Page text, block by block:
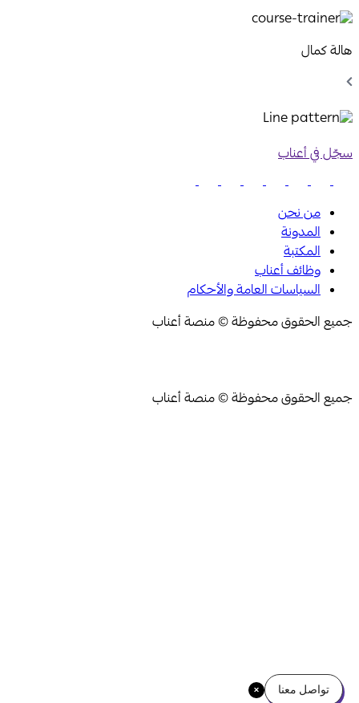
هالة كمال
Chevron
Icon
سجّل في أعناب
من نحن
المدونة
المكتبة
وظائف أعناب
السياسات العامة والأحكام
جميع الحقوق محفوظة © منصة أعناب
جميع الحقوق محفوظة © منصة أعناب
تواصل معنا